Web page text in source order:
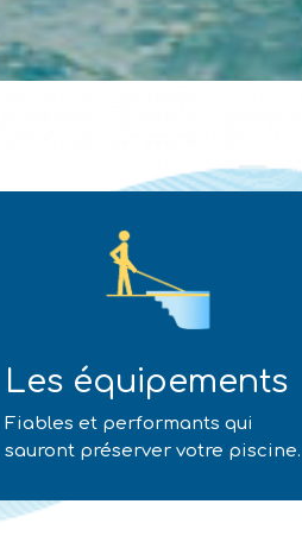
Les équipements
Fiables et performants qui
sauront préserver votre piscine.